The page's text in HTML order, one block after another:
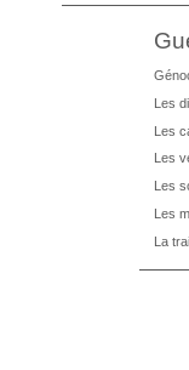
Les
Les
Les
Les
Les
La